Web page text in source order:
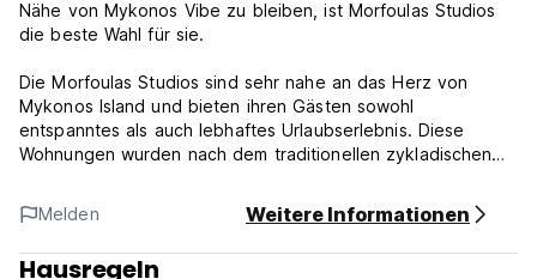
Nähe von Mykonos Vibe zu bleiben, ist Morfoulas Studios
die beste Wahl für sie.
Die Morfoulas Studios sind sehr nahe an das Herz von
Mykonos Island und bieten ihren Gästen sowohl
entspanntes als auch lebhaftes Urlaubserlebnis. Diese
Wohnungen wurden nach dem traditionellen zykladischen
unglaubliche Aussicht auf die Stadt Mykonos und den Hafen
der Insel (die meisten Studios haben diese Aussicht).
Morfoulas Room (Basic 3-Bett) sind mit Flachbildfernseher,
Melden Weitere Informationen
Hausregeln